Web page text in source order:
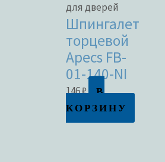
для дверей
Шпингалет
торцевой
Apecs FB-
01-140-NI
146₽
В
КОРЗИНУ